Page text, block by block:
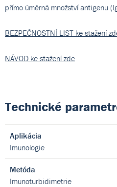
přímo úměrná množství antigenu
BEZPEČNOSTNÍ LIST ke stažení
NÁVOD ke stažení zde
Technické
Aplikácia
Imunologie
Metóda
Imunoturbidimetrie